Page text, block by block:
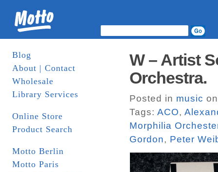
Blog
About | Contact
Wholesale
Library Services
Online Store
Product Search
Motto Berlin
Motto Paris
W – Artist
Orchestra.
Posted in music
Tags: ACO,
Morphilia
Gordon, Peter